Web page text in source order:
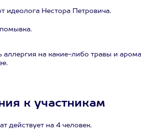
идеолога Нестора Петровича.
аллергия на какие-либо травы и
к участникам
действует на 4 человек.